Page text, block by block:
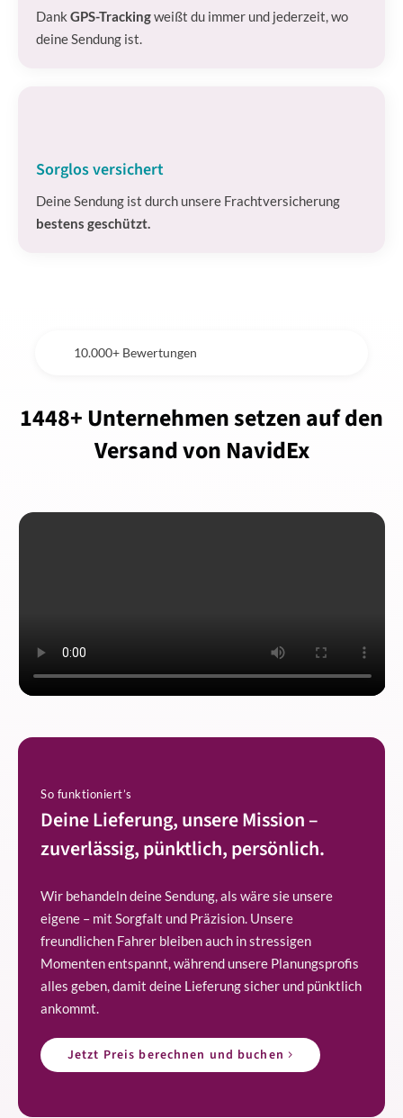
Dank GPS-Trackingweißt du immer und jederzeit, wo
deine Sendung ist.
Sorglos versichert
Deine Sendung ist durch unsere Frachtversicherung
bestens geschützt.
10.000+ Bewertungen
1448+ Unternehmen setzen auf den
Versand von NavidEx
So funktioniert’s
Deine Lieferung, unsere Mission –
zuverlässig, pünktlich, persönlich.
Wir behandeln deine Sendung, als wäre sie unsere
eigene – mit Sorgfalt und Präzision. Unsere
freundlichen Fahrer bleiben auch in stressigen
Momenten entspannt, während unsere Planungsprofis
alles geben, damit deine Lieferung sicher und pünktlich
ankommt.
Jetzt Preis berechnen und buchen